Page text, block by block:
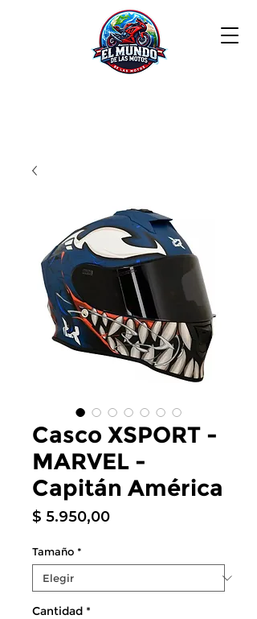
Casco XSPORT -
MARVEL -
Capitán América
$ 5.950,00Precio
Tamaño *
Cantidad *